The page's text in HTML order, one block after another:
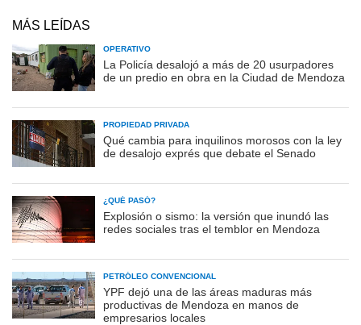
MÁS LEÍDAS
OPERATIVO
La Policía desalojó a más de 20 usurpadores
de un predio en obra en la Ciudad de Mendoza
PROPIEDAD PRIVADA
Qué cambia para inquilinos morosos con la ley
de desalojo exprés que debate el Senado
¿QUÉ PASÓ?
Explosión o sismo: la versión que inundó las
redes sociales tras el temblor en Mendoza
PETRÓLEO CONVENCIONAL
YPF dejó una de las áreas maduras más
productivas de Mendoza en manos de
empresarios locales